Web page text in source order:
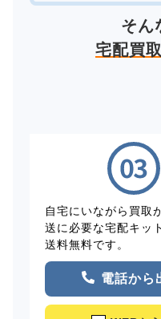
そん
宅配買取
自宅にいながら買取
送に必要な宅配キッ
送料無料です。
電話から